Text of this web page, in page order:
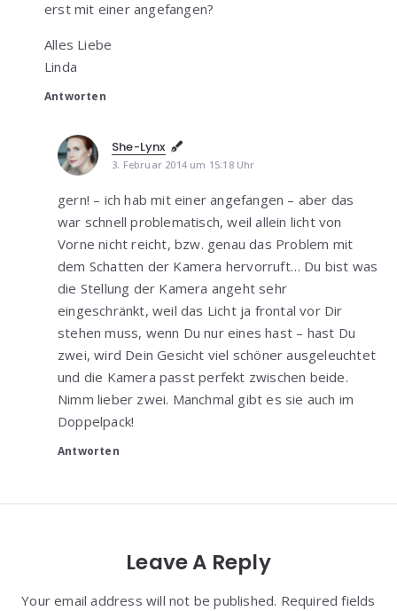
erst mit einer angefangen?
Alles Liebe
Linda
Antworten
She-Lynx
3. Februar 2014 um 15:18 Uhr
gern! – ich hab mit einer angefangen – aber das
war schnell problematisch, weil allein licht von
Vorne nicht reicht, bzw. genau das Problem mit
dem Schatten der Kamera hervorruft… Du bist was
die Stellung der Kamera angeht sehr
eingeschränkt, weil das Licht ja frontal vor Dir
stehen muss, wenn Du nur eines hast – hast Du
zwei, wird Dein Gesicht viel schöner ausgeleuchtet
und die Kamera passt perfekt zwischen beide.
Nimm lieber zwei. Manchmal gibt es sie auch im
Doppelpack!
Antworten
Leave A Reply
Your email address will not be published. Required fields